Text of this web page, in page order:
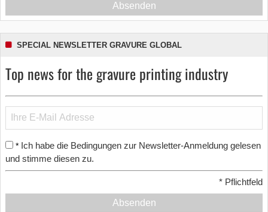
Absenden
SPECIAL NEWSLETTER GRAVURE GLOBAL
Top news for the gravure printing industry
* Ich habe die Bedingungen zur Newsletter-Anmeldung gelesen
und stimme diesen zu.
* Pflichtfeld
Absenden